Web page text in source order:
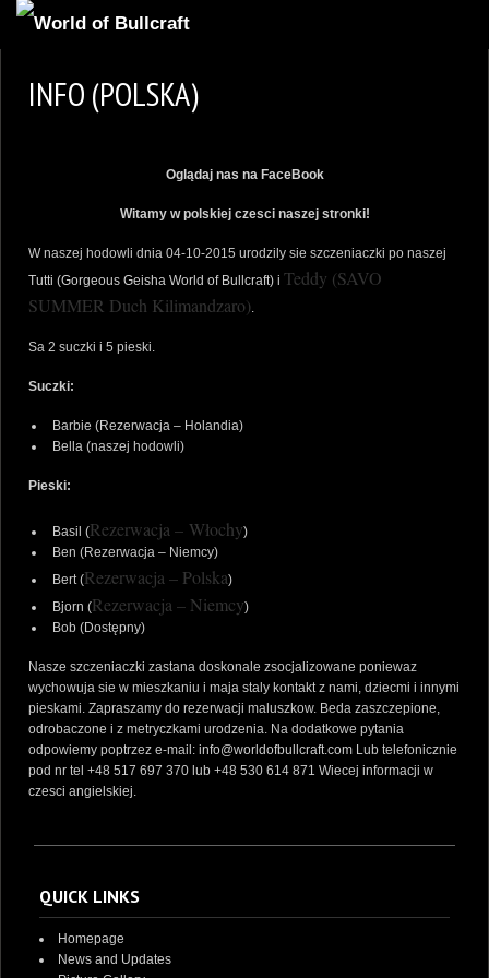
NEWS AND UPDATES
STUD SERVICES
INFORMATION
INFO (POLSKA)
Oglądaj nas na FaceBook
Witamy w polskiej czesci naszej stronki!
W naszej hodowli dnia 04-10-2015 urodzily sie szczeniaczki po naszej
Tutti (Gorgeous Geisha World of Bullcraft) i Teddy (SAVO
SUMMER Duch Kilimandzaro).
Sa 2 suczki i 5 pieski.
Suczki:
Barbie (Rezerwacja – Holandia)
Bella (naszej hodowli)
Pieski:
Basil (Rezerwacja – Włochy)
Ben (Rezerwacja – Niemcy)
Bert (Rezerwacja – Polska)
Bjorn (Rezerwacja – Niemcy)
Bob (Dostępny)
Nasze szczeniaczki zastana doskonale zsocjalizowane poniewaz
wychowuja sie w mieszkaniu i maja staly kontakt z nami, dziecmi i innymi
pieskami. Zapraszamy do rezerwacji maluszkow. Beda zaszczepione,
odrobaczone i z metryczkami urodzenia. Na dodatkowe pytania
odpowiemy poptrzez e-mail: info@worldofbullcraft.com Lub telefonicznie
pod nr tel +48 517 697 370 lub +48 530 614 871 Wiecej informacji w
czesci angielskiej.
QUICK LINKS
Homepage
News and Updates